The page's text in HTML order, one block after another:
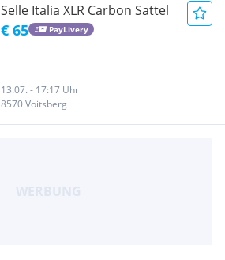
Selle Italia XLR Carbon Sattel
€ 65 PayLivery
13.07. - 17:17 Uhr
8570 Voitsberg